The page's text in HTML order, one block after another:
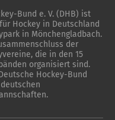
Bund e. V. (DHB) ist
Hockey in Deutschland
in Mönchengladbach.
der
die in den 15
organisiert sind.
Hockey-Bund